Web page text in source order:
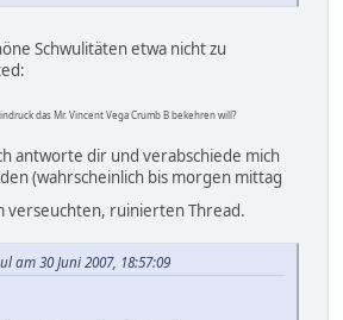
Schwulitäten etwa nicht zu
das Mr. Vincent Vega Crumb B bekehren will?
antworte dir und verabschiede mich
(wahrscheinlich bis morgen mittag
verseuchten, ruinierten Thread.
am 30 Juni 2007, 18:57:09